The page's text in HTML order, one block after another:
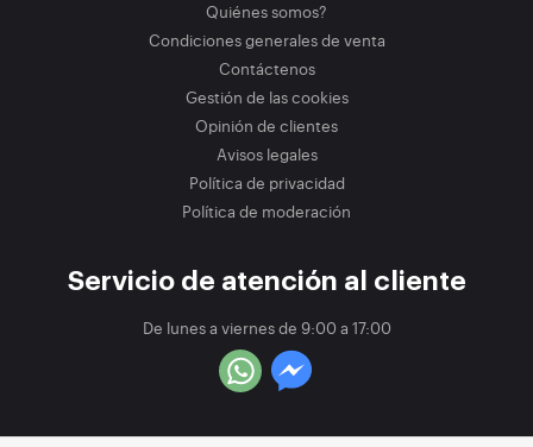
Quiénes somos?
Condiciones generales de venta
Contáctenos
Gestión de las cookies
Opinión de clientes
Avisos legales
Política de privacidad
Política de moderación
Servicio de atención al cliente
De lunes a viernes de 9:00 a 17:00